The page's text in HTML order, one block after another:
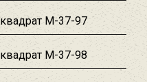
M-37-97
M-37-98